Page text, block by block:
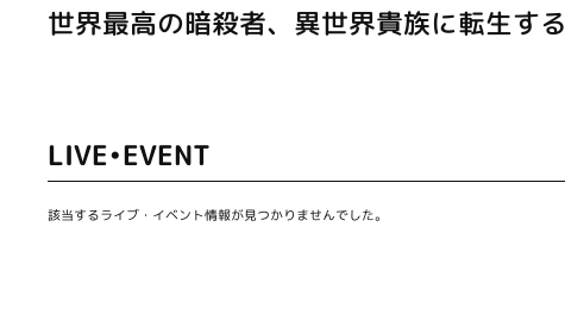
世界最高の暗殺者、異世界貴族に転生する
LIVE•EVENT
該当するライブ・イベント情報が見つかりませんでした。